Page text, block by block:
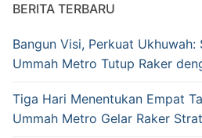
BERITA TERBARU
Bangun Visi, Perkuat Ukhuwah:
Ummah Metro Tutup Raker
Tiga Hari Menentukan Empat
Ummah Metro Gelar Raker